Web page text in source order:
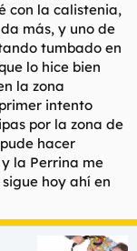
con la calistenia,
más, y uno de
tumbado en
lo hice bien
la zona
intento
por la zona de
hacer
la Perrina me
hoy ahí en